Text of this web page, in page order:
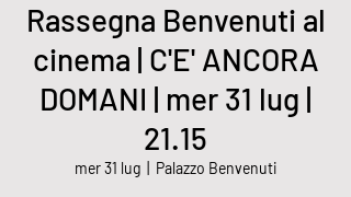
Rassegna Benvenuti al
cinema | C'E' ANCORA
DOMANI | mer 31 lug |
21.15
mer 31 lug Palazzo Benvenuti